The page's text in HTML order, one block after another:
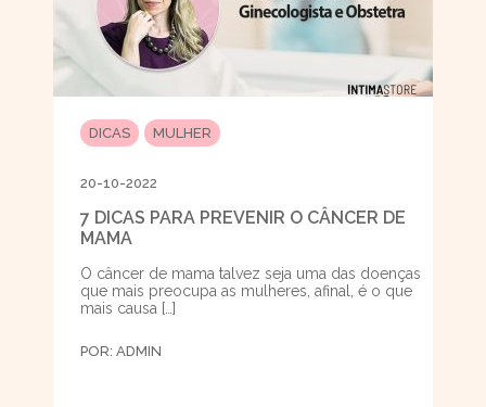
DICAS MULHER
20-10-2022
7 DICAS PARA PREVENIR O CÂNCER DE
MAMA
O câncer de mama talvez seja uma das doenças
que mais preocupa as mulheres, afinal, é o que
mais causa […]
POR: ADMIN